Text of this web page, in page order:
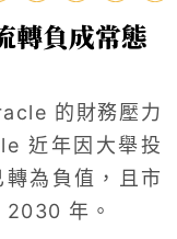
轉負成常態
的財務壓力
近年因大舉投
為負值，且市
2030 年。